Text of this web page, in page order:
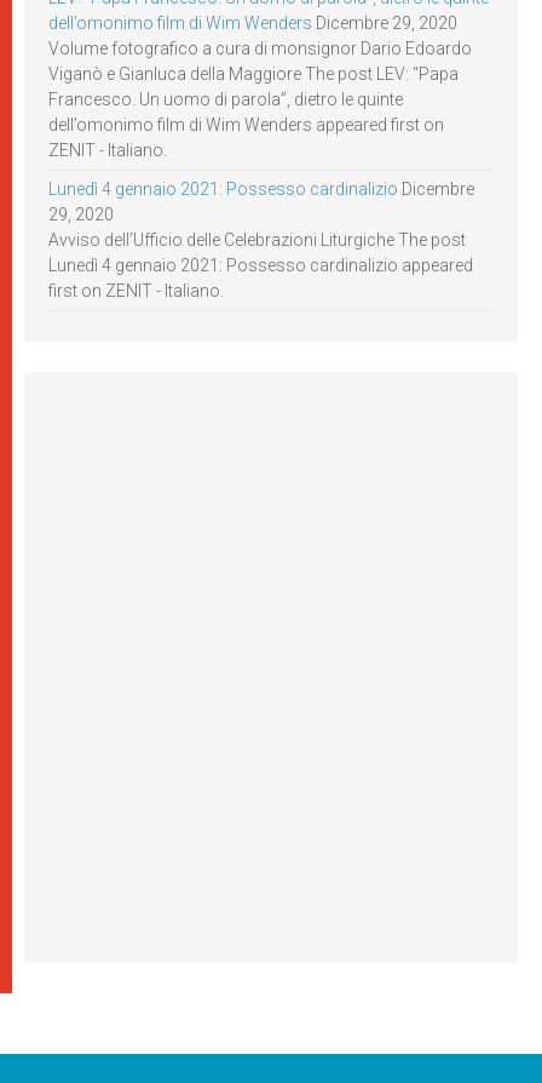
dell’omonimo film di Wim Wenders Dicembre 29, 2020
Volume fotografico a cura di monsignor Dario Edoardo
Viganò e Gianluca della Maggiore The post LEV: “Papa
Francesco. Un uomo di parola”, dietro le quinte
dell’omonimo film di Wim Wenders appeared first on
ZENIT - Italiano.
Lunedì 4 gennaio 2021: Possesso cardinalizio Dicembre
29, 2020
Avviso dell’Ufficio delle Celebrazioni Liturgiche The post
Lunedì 4 gennaio 2021: Possesso cardinalizio appeared
first on ZENIT - Italiano.